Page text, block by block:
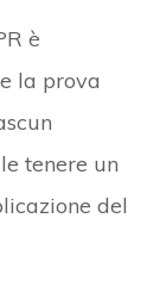
è
la prova
tenere un
del